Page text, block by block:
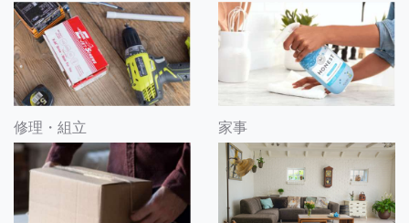
修理・組立 家事